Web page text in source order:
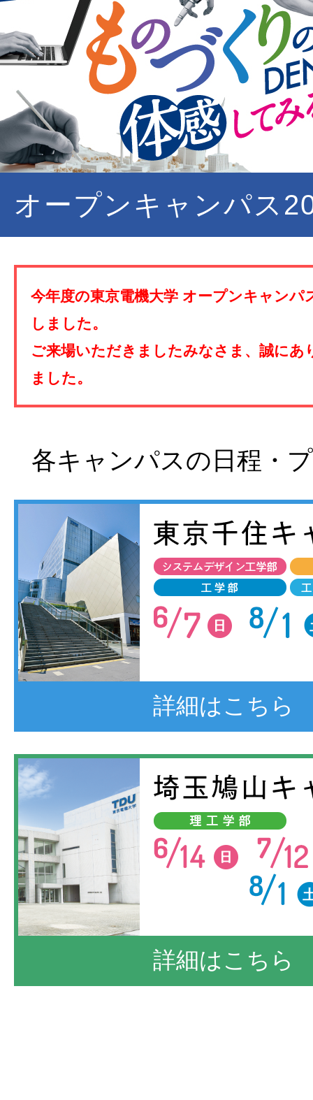
オープンキャンパス
今年度の東京電機大学 オープンキャンパ
しました。
ご来場いただきましたみなさま、誠にあ
ました。
各キャンパスの日程・
詳細はこちら
詳細はこちら